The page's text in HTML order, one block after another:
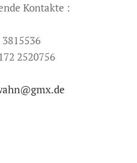
Kontakte :
2520756